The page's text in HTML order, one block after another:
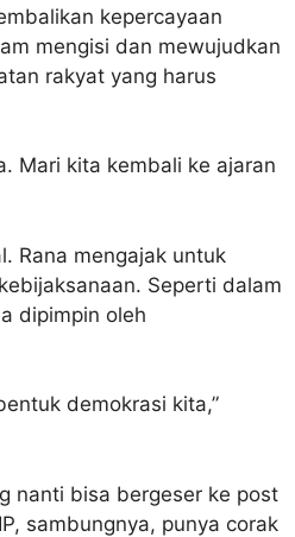
kepercayaan
mengisi dan mewujudkan
rakyat yang harus
Mari kita kembali ke ajaran
Rana mengajak untuk
Seperti dalam
dipimpin oleh
demokrasi kita,”
nanti bisa bergeser ke post
sambungnya, punya corak